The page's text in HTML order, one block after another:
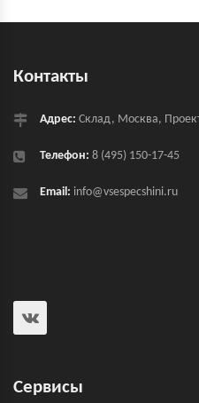
Контакты
Адрес: Склад, Москва,
Телефон: 8 (495) 150-17-45
Email: info@vsespecshini.ru
Сервисы